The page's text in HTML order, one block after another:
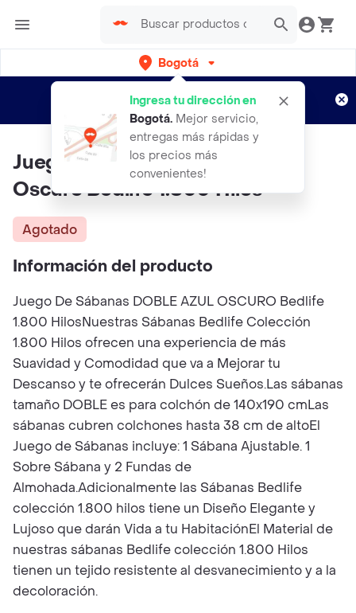
Bogotá
Ingresa tu dirección en
Bogotá. Mejor servicio,
entregas más rápidas y
los precios más
convenientes!
envíos gratis por semanas
Aplican TyC
Juego De Sábanas Doble Azul
Oscuro Bedlife 1.800 Hilos
Agotado
Información del producto
Juego De Sábanas DOBLE AZUL OSCURO Bedlife
1.800 HilosNuestras Sábanas Bedlife Colección
1.800 Hilos ofrecen una experiencia de más
Suavidad y Comodidad que va a Mejorar tu
Descanso y te ofrecerán Dulces Sueños.Las sábanas
tamaño DOBLE es para colchón de 140x190 cmLas
sábanas cubren colchones hasta 38 cm de altoEl
Juego de Sábanas incluye: 1 Sábana Ajustable. 1
Sobre Sábana y 2 Fundas de
Almohada.Adicionalmente las Sábanas Bedlife
colección 1.800 hilos tiene un Diseño Elegante y
Lujoso que darán Vida a tu HabitaciónEl Material de
nuestras sábanas Bedlife colección 1.800 Hilos
tienen un tejido resistente al desvanecimiento y a la
decoloración.